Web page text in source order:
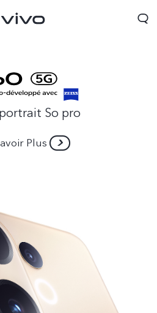
sélectionner le pays/la région
So pro
Plus